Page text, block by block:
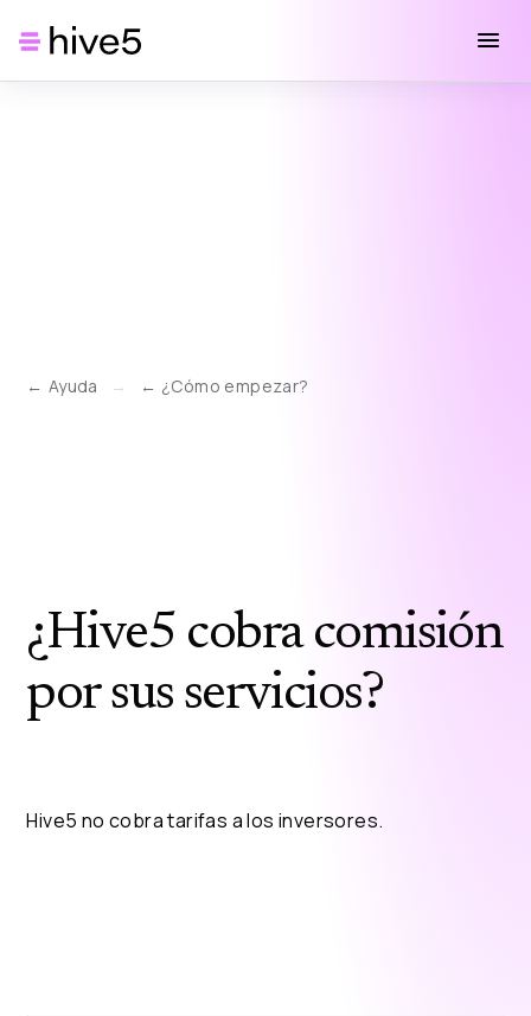
Ayuda → ¿Cómo empezar?
¿Hive5 cobra comisión
por sus servicios?
Hive5 no cobra tarifas a los inversores.